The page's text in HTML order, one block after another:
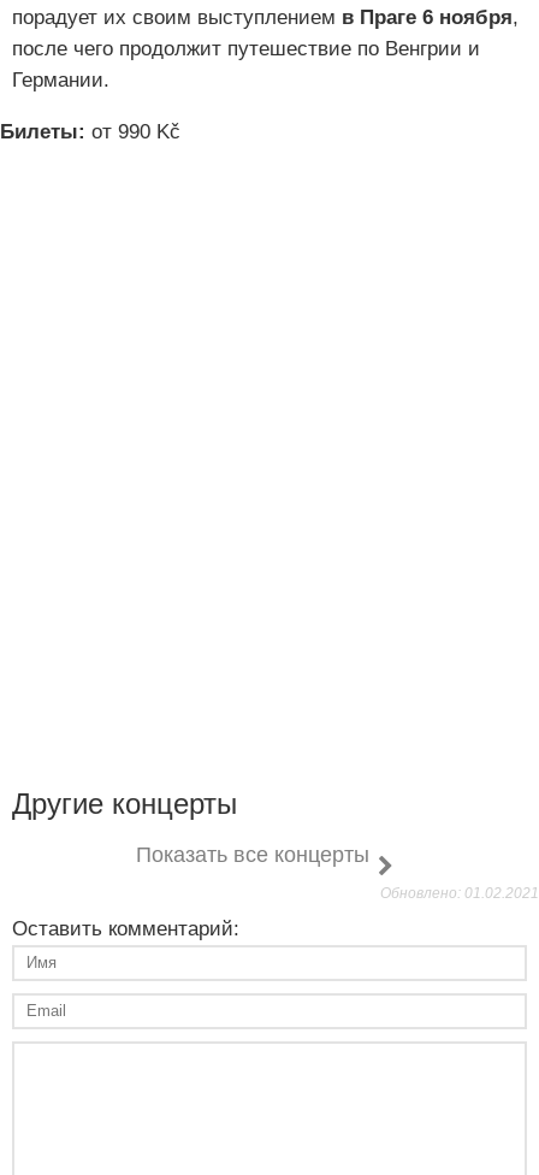
порадует их своим выступлением в Праге 6 ноября,
после чего продолжит путешествие по Венгрии и
Германии.
Билеты: от 990 Kč
Другие концерты
Показать все концерты
Обновлено: 01.02.2021
Оставить комментарий: